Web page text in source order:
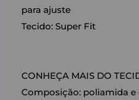
para ajuste
Tecido: Super Fit
CONHEÇA MAIS DO
Composição: poliamida e